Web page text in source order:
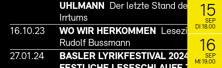
UHLMANN
Der letzte Stand des
Irrtums
16.10.23
WO WIR HERKOMMEN
Lesezirkel mit
Rudolf Bussmann
27.01.24
BASLER LYRIKFESTIVAL 2024:
15
SEP
DI 18.00
16
SEP
MI 19.00